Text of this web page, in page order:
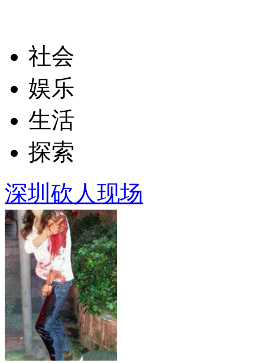
社会
娱乐
生活
探索
深圳砍人现场